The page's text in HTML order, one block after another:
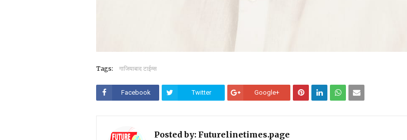
Tags: गाजियाबाद टाईम्स
Facebook Twitter Google+
Posted by: Futurelinetimes.page